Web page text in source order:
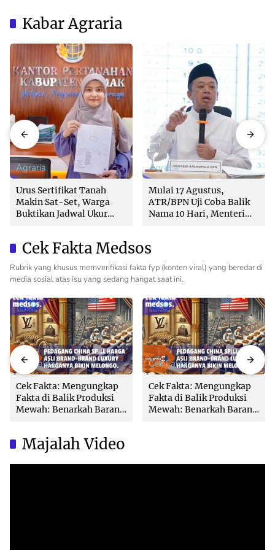
Kabar Agraria
Agraria
Urus Sertifikat Tanah
Makin Sat-Set, Warga
Buktikan Jadwal Ukur
Agraria
Mulai 17 Agustus,
ATR/BPN Uji Coba Balik
Nama 10 Hari, Menteri
Cek Fakta Medsos
Rubrik yang khusus memverifikasi fakta fyp (konten viral) yang beredar di
media sosial atas isu yang sedang hangat saat ini.
Cek Fakta
Cek Fakta: Mengungkap
Fakta di Balik Produksi
Mewah: Benarkah Barang
Cek Fakta
Cek Fakta: Mengungkap
Fakta di Balik Produksi
Mewah: Benarkah Barang
Majalah Video